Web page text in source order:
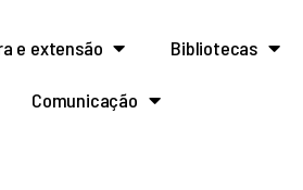
e extensão Bibliotecas
Comunicação